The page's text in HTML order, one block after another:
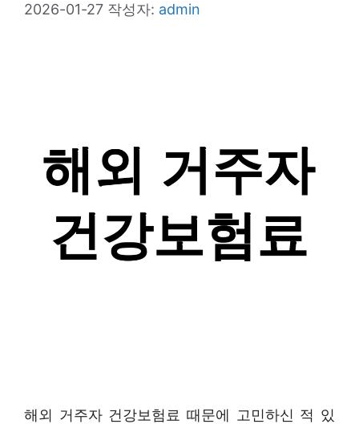
2026-01-27 작성자: admin
해외 거주자 건강보험료 때문에 고민하신 적 있